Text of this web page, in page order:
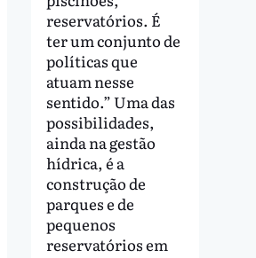
reservatórios. É
ter um conjunto de
políticas que
atuam nesse
sentido.” Uma das
possibilidades,
ainda na gestão
hídrica, é a
construção de
parques e de
pequenos
reservatórios em